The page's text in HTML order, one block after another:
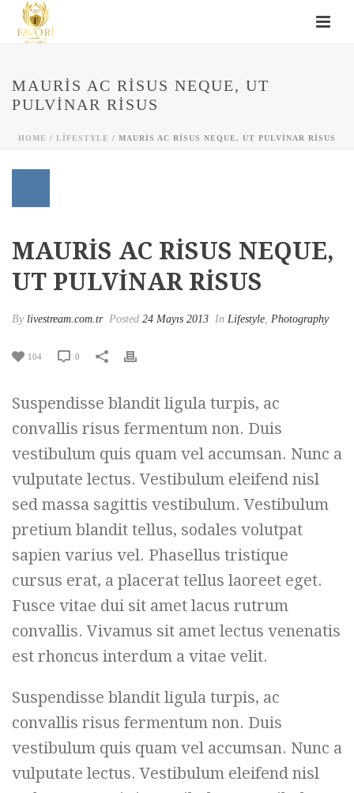
MAURIS AC RISUS NEQUE, UT
PULVINAR RISUS
HOME / LIFESTYLE / MAURIS AC RISUS NEQUE, UT PULVINAR RISUS
MAURIS AC RISUS NEQUE,
UT PULVINAR RISUS
By livestream.com.tr Posted 24 Mayıs 2013 In Lifestyle, Photography
104 0
Suspendisse blandit ligula turpis, ac
convallis risus fermentum non. Duis
vestibulum quis quam vel accumsan. Nunc a
vulputate lectus. Vestibulum eleifend nisl
sed massa sagittis vestibulum. Vestibulum
pretium blandit tellus, sodales volutpat
sapien varius vel. Phasellus tristique
cursus erat, a placerat tellus laoreet eget.
Fusce vitae dui sit amet lacus rutrum
convallis. Vivamus sit amet lectus venenatis
est rhoncus interdum a vitae velit.
Suspendisse blandit ligula turpis, ac
convallis risus fermentum non. Duis
vestibulum quis quam vel accumsan. Nunc a
vulputate lectus. Vestibulum eleifend nisl